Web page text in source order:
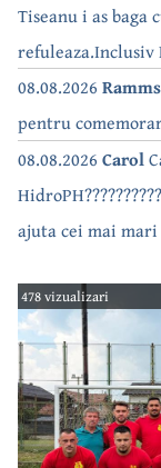
Tiseanu i as baga
bea apa de la
08.08.2026
pentru
08.08.2026 Carol
ajuta cei mai
478 vizualizari